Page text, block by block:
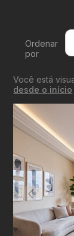
Ordenar
por
Você está
desde o início